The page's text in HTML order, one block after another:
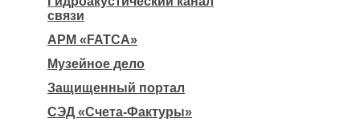
связи
АРМ «FATCA»
Музейное дело
Защищенный портал
СЭД «Счета-Фактуры»